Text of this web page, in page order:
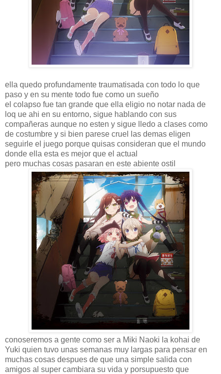
ella quedo profundamente traumatisada con todo lo que
paso y en su mente todo fue como un sueño
el colapso fue tan grande que ella eligio no notar nada de
loq ue ahi en su entorno, sigue hablando con sus
compañeras aunque no esten y sigue lledo a clases como
de costumbre y si bien parese cruel las demas eligen
seguirle el juego porque quisas consideran que el mundo
donde ella esta es mejor que el actual
pero muchas cosas pasaran en este abiente ostil
conoseremos a gente como ser a Miki Naoki la kohai de
Yuki quien tuvo unas semanas muy largas para pensar en
muchas cosas despues de que una simple salida con
amigos al super cambiara su vida y porsupuesto que